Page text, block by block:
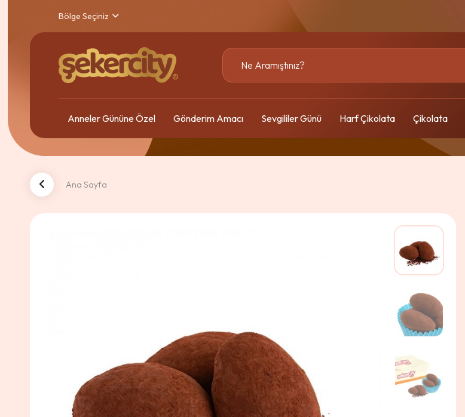
Bölge Seçiniz
Anneler Gününe Özel Gönderim Amacı Sevgililer Günü Harf Çikolata Çikolata
Ana Sayfa